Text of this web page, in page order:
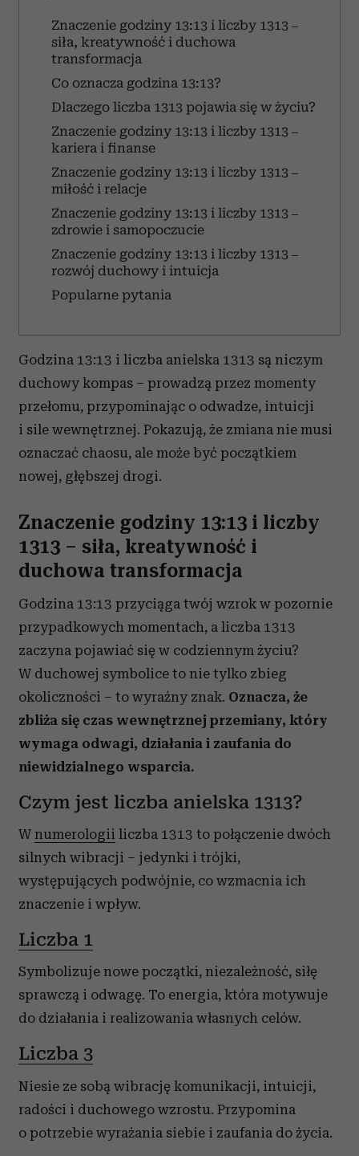
Znaczenie godziny 13:13 i liczby 1313 –
siła, kreatywność i duchowa
transformacja
Co oznacza godzina 13:13?
Dlaczego liczba 1313 pojawia się w życiu?
Znaczenie godziny 13:13 i liczby 1313 –
kariera i finanse
Znaczenie godziny 13:13 i liczby 1313 –
miłość i relacje
Znaczenie godziny 13:13 i liczby 1313 –
zdrowie i samopoczucie
Znaczenie godziny 13:13 i liczby 1313 –
rozwój duchowy i intuicja
Popularne pytania
Godzina 13:13 i liczba anielska 1313 są niczym
duchowy kompas – prowadzą przez momenty
przełomu, przypominając o odwadze, intuicji
i sile wewnętrznej. Pokazują, że zmiana nie musi
oznaczać chaosu, ale może być początkiem
nowej, głębszej drogi.
Znaczenie godziny 13:13 i liczby
1313 – siła, kreatywność i
duchowa transformacja
Godzina 13:13 przyciąga twój wzrok w pozornie
przypadkowych momentach, a liczba 1313
zaczyna pojawiać się w codziennym życiu?
W duchowej symbolice to nie tylko zbieg
okoliczności – to wyraźny znak. Oznacza, że
zbliża się czas wewnętrznej przemiany, który
wymaga odwagi, działania i zaufania do
niewidzialnego wsparcia.
Czym jest liczba anielska 1313?
W numerologii liczba 1313 to połączenie dwóch
silnych wibracji – jedynki i trójki,
występujących podwójnie, co wzmacnia ich
znaczenie i wpływ.
Liczba 1
Symbolizuje nowe początki, niezależność, siłę
sprawczą i odwagę. To energia, która motywuje
do działania i realizowania własnych celów.
Liczba 3
Niesie ze sobą wibrację komunikacji, intuicji,
radości i duchowego wzrostu. Przypomina
o potrzebie wyrażania siebie i zaufania do życia.